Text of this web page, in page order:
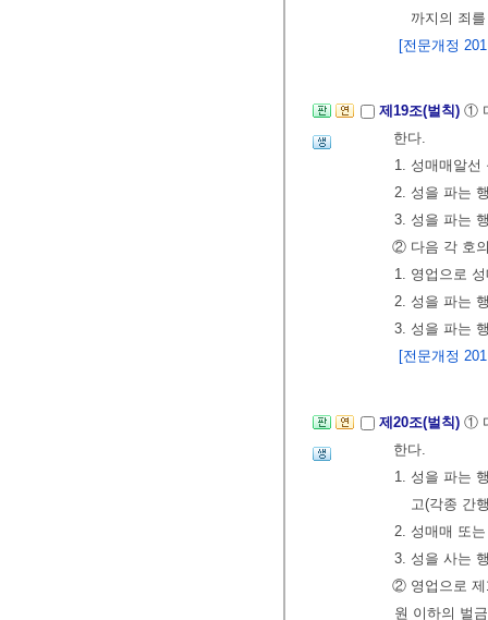
까지의 죄
[전문개정
제19조(벌칙) ①
한다.
1. 성매매알선
2. 성을 파는
3. 성을 파는
② 다음 각 호
1. 영업으로
2. 성을 파는
3. 성을 파는
[전문개정
제20조(벌칙) ①
한다.
1. 성을 파는
고(각종 간
2. 성매매 또
3. 성을 사는
② 영업으로 제
원 이하의 벌